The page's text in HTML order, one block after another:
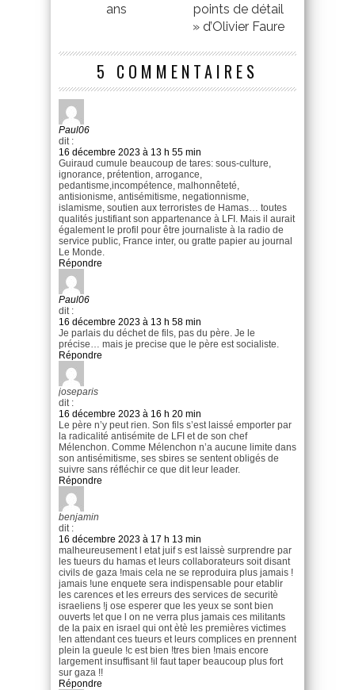
ans
points de détail
» d’Olivier Faure
5 COMMENTAIRES
Paul06
dit :
16 décembre 2023 à 13 h 55 min
Guiraud cumule beaucoup de tares: sous-culture,
ignorance, prétention, arrogance,
pedantisme,incompétence, malhonnêteté,
antisionisme, antisémitisme, negationnisme,
islamisme, soutien aux terroristes de Hamas… toutes
qualités justifiant son appartenance à LFI. Mais il aurait
également le profil pour être journaliste à la radio de
service public, France inter, ou gratte papier au journal
Le Monde.
Répondre
Paul06
dit :
16 décembre 2023 à 13 h 58 min
Je parlais du déchet de fils, pas du père. Je le
précise… mais je precise que le père est socialiste.
Répondre
joseparis
dit :
16 décembre 2023 à 16 h 20 min
Le père n’y peut rien. Son fils s’est laissé emporter par
la radicalité antisémite de LFI et de son chef
Mélenchon. Comme Mélenchon n’a aucune limite dans
son antisémitisme, ses sbires se sentent obligés de
suivre sans réfléchir ce que dit leur leader.
Répondre
benjamin
dit :
16 décembre 2023 à 17 h 13 min
malheureusement l etat juif s est laissè surprendre par
les tueurs du hamas et leurs collaborateurs soit disant
civils de gaza !mais cela ne se reproduira plus jamais !
jamais !une enquete sera indispensable pour etablir
les carences et les erreurs des services de securitè
israeliens !j ose esperer que les yeux se sont bien
ouverts !et que l on ne verra plus jamais ces militants
de la paix en israel qui ont ètè les premières victimes
!en attendant ces tueurs et leurs complices en prennent
plein la gueule !c est bien !tres bien !mais encore
largement insuffisant !il faut taper beaucoup plus fort
sur gaza !!
Répondre